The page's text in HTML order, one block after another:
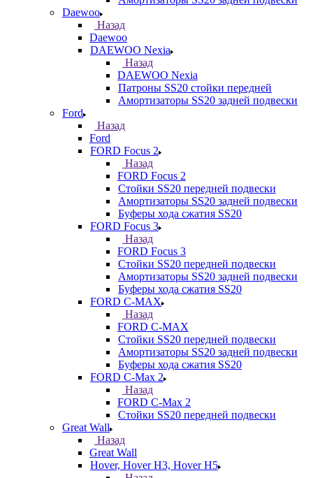
Daewoo
Назад
Daewoo
DAEWOO Nexia
Назад
DAEWOO Nexia
Патроны SS20 стойки передней
Амортизаторы SS20 задней подвески
Ford
Назад
Ford
FORD Focus 2
Назад
FORD Focus 2
Стойки SS20 передней подвески
Амортизаторы SS20 задней подвески
Буферы хода сжатия SS20
FORD Focus 3
Назад
FORD Focus 3
Стойки SS20 передней подвески
Амортизаторы SS20 задней подвески
Буферы хода сжатия SS20
FORD С-MAX
Назад
FORD С-MAX
Стойки SS20 передней подвески
Амортизаторы SS20 задней подвески
Буферы хода сжатия SS20
FORD C-Max 2
Назад
FORD C-Max 2
Стойки SS20 передней подвески
Great Wall
Назад
Great Wall
Hover, Hover H3, Hover H5